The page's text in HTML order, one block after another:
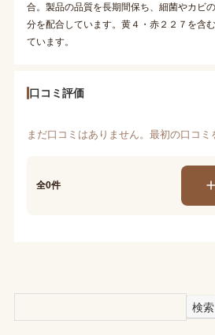
合。製品の品質を長期間保ち、細菌やカビ
分を配合しています。黄４・赤２２７を含
ています。
口コミ評価
まだ口コミはありません。最初の口コミ
全0件
検索